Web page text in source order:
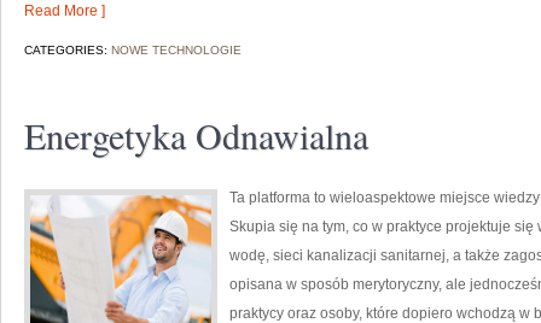
Read More ]
CATEGORIES: NOWE TECHNOLOGIE
Energetyka Odnawialna
Ta platforma to wieloaspektowe miejsce
Skupia się na tym, co w praktyce projektuje
wodę, sieci kanalizacji sanitarnej, a także
opisana w sposób merytoryczny, ale
praktycy oraz osoby, które dopiero wchodzą w